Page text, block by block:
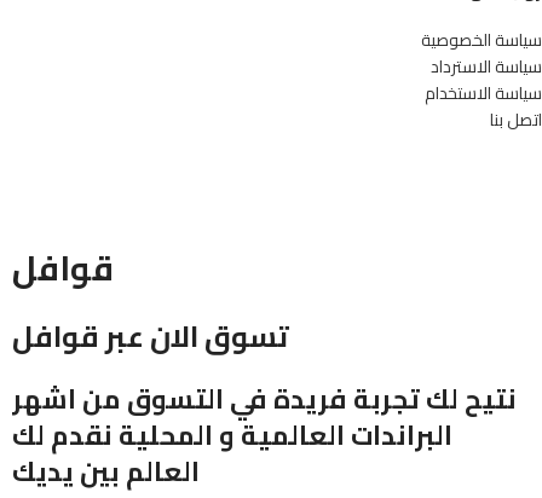
سياسة الخصوصية
سياسة الاسترداد
سياسة الاستخدام
اتصل بنا
قوافل
تسوق الان عبر قوافل
نتيح لك تجربة فريدة في التسوق من اشهر
البراندات العالمية و المحلية نقدم لك
العالم بين يديك